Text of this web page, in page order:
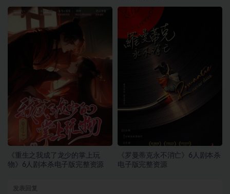
《重生之我成了龙少的掌上玩
物》6人剧本杀电子版完整资源
《罗曼蒂克永不消亡》6人剧本杀
电子版完整资源